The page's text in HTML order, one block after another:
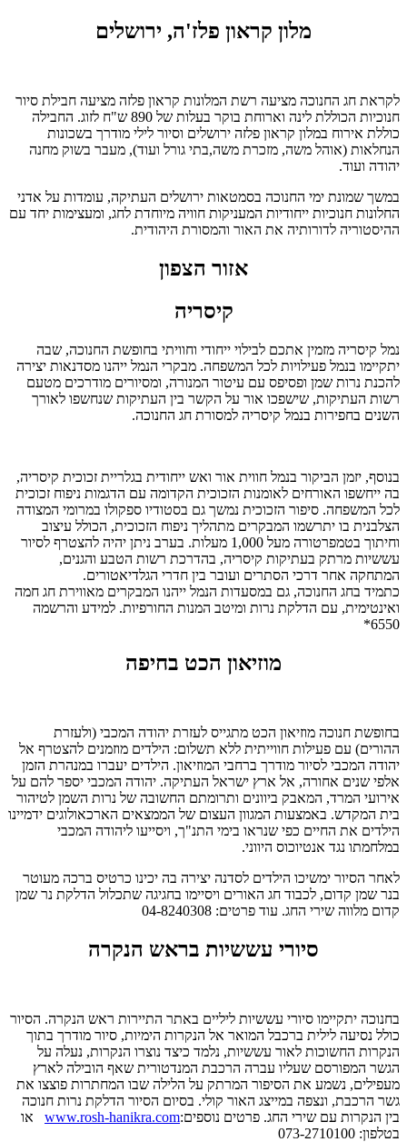
מלון קראון פלז'ה, ירושלים
לקראת חג החנוכה מציעה רשת המלונות קראון פלזה מציעה חבילת סיור
חנוכיות הכוללת לינה וארוחת בוקר בעלות של 890 ש"ח לזוג. החבילה
כוללת אירוח במלון קראון פלזה ירושלים וסיור לילי מודרך בשכונות
הנחלאות (אוהל משה, מזכרת משה,בתי גורל ועוד), מעבר בשוק מחנה
יהודה ועוד.
במשך שמונת ימי החנוכה בסמטאות ירושלים העתיקה, עומדות על אדני
החלונות חנוכיות ייחודיות המעניקות חוויה מיוחדת לחג, ומעצימות יחד עם
ההיסטוריה לדורותיה את האור והמסורת היהודית.
אזור הצפון
קיסריה
נמל קיסריה מזמין אתכם לבילוי ייחודי וחוויתי בחופשת החנוכה, שבה
יתקיימו בנמל פעילויות לכל המשפחה. מבקרי הנמל ייהנו מסדנאות יצירה
להכנת נרות שמן ופסיפס עם עיטור המנורה, ומסיורים מודרכים מטעם
רשות העתיקות, שישפכו אור על הקשר בין העתיקות שנחשפו לאורך
השנים בחפירות בנמל קיסריה למסורת חג החנוכה.
בנוסף, יזמן הביקור בנמל חווית אור ואש ייחודית בגלריית זכוכית קיסריה,
בה ייחשפו האורחים לאומנות הזכוכית הקדומה עם הדגמות ניפוח זכוכית
לכל המשפחה. סיפור הזכוכית נמשך גם בסטודיו ספקולו במרומי המצודה
הצלבנית בו יתרשמו המבקרים מתהליך ניפוח הזכוכית, הכולל עיצוב
וחיתוך בטמפרטורה מעל 1,000 מעלות. בערב ניתן יהיה להצטרף לסיור
עששיות מרתק בעתיקות קיסריה, בהדרכת רשות הטבע והגנים,
המתחקה אחר דרכי הסתרים ועובר בין חדרי הגלדיאטורים.
כתמיד בחג החנוכה, גם במסעדות הנמל ייהנו המבקרים מאווירת חג חמה
ואינטימית, עם הדלקת נרות ומיטב המנות החורפיות. למידע והרשמה
6550*
מוזיאון הכט בחיפה
בחופשת חנוכה מוזיאון הכט מתגייס לעזרת יהודה המכבי (ולעזרת
ההורים) עם פעילות חווייתית ללא תשלום: הילדים מוזמנים להצטרף אל
יהודה המכבי לסיור מודרך ברחבי המוזיאון. הילדים יעברו במנהרת הזמן
אלפי שנים אחורה, אל ארץ ישראל העתיקה. יהודה המכבי יספר להם על
אירועי המרד, המאבק ביוונים ותרומתם החשובה של נרות השמן לטיהור
בית המקדש. באמצעות המגוון העצום של הממצאים הארכאולוגים ידמיינו
הילדים את החיים כפי שנראו בימי התנ"ך, ויסייעו ליהודה המכבי
במלחמתו נגד אנטיוכוס היווני.
לאחר הסיור ימשיכו הילדים לסדנה יצירה בה יכינו כרטיס ברכה מעוטר
בנר שמן קדום, לכבוד חג האורים ויסיימו בחגיגה שתכלול הדלקת נר שמן
קדום מלווה שירי החג. עוד פרטים: 04-8240308
סיורי עששיות בראש הנקרה
בחנוכה יתקיימו סיורי עששיות ליליים באתר התיירות ראש הנקרה. הסיור
כולל נסיעה לילית ברכבל המואר אל הנקרות הימיות, סיור מודרך בתוך
הנקרות החשוכות לאור עששיות, נלמד כיצד נוצרו הנקרות, נעלה על
הגשר המפורסם שעליו עברה הרכבת המנדטורית שאף הובילה לארץ
מעפילים, נשמע את הסיפור המרתק על הלילה שבו המחתרות פוצצו את
גשר הרכבת, ונצפה במייצג האור קולי. בסיום הסיור הדלקת נרות חנוכה
בין הנקרות עם שירי החג. פרטים נוספים:www.rosh-hanikra.com או
בטלפון: 073-2710100